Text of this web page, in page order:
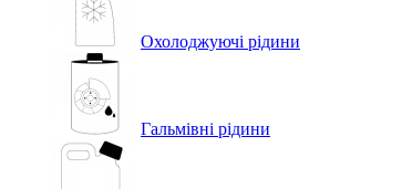
Охолоджуючі рідини
Гальмівні рідини